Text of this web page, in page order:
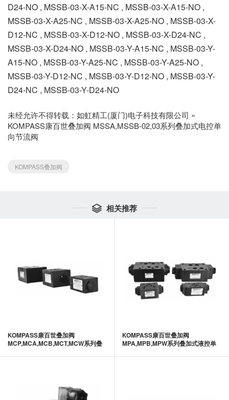
D24-NO , MSSB-03-X-A15-NC , MSSB-03-X-A15-NO ,
MSSB-03-X-A25-NC , MSSB-03-X-A25-NO , MSSB-03-X-
D12-NC , MSSB-03-X-D12-NO , MSSB-03-X-D24-NC ,
MSSB-03-X-D24-NO , MSSB-03-Y-A15-NC , MSSB-03-Y-
A15-NO , MSSB-03-Y-A25-NC , MSSB-03-Y-A25-NO ,
MSSB-03-Y-D12-NC , MSSB-03-Y-D12-NO , MSSB-03-Y-
D24-NC , MSSB-03-Y-D24-NO
未经允许不得转载： 如虹精工(厦门)电子科技有限公司 »
KOMPASS康百世叠加阀 MSSA,MSSB-02,03系列叠加式电控单
向节流阀
KOMPASS叠加阀
 相关推荐
KOMPASS康百世叠加阀
MCP,MCA,MCB,MCT,MCW系列叠
KOMPASS康百世叠加阀
MPA,MPB,MPW系列叠加式液控单